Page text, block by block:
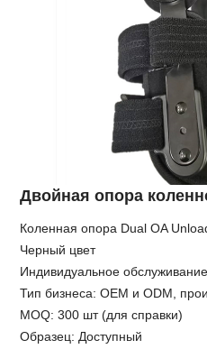
Двойная опора
Коленная опора Dual OA
Черный цвет
Индивидуальное
Тип бизнеса: OEM и ODM,
MOQ: 300 шт (для справки)
Образец: Доступный